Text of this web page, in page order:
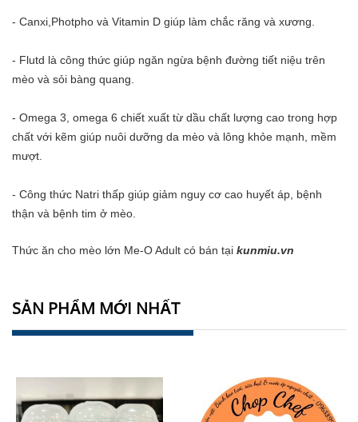
- Canxi,Photpho và Vitamin D giúp làm chắc răng và xương.
- Flutd là công thức giúp ngăn ngừa bệnh đường tiết niệu trên
mèo và sỏi bàng quang.
- Omega 3, omega 6 chiết xuất từ dầu chất lượng cao trong hợp
chất với kẽm giúp nuôi dưỡng da mèo và lông khỏe mạnh, mềm
mượt.
- Công thức Natri thấp giúp giảm nguy cơ cao huyết áp, bệnh
thận và bệnh tim ở mèo.
Thức ăn cho mèo lớn Me-O Adult có bán tại kunmiu.vn
SẢN PHẨM MỚI NHẤT